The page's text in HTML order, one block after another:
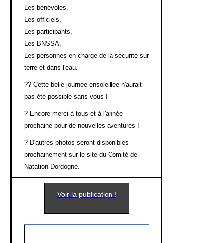
Les bénévoles,
Les officiels,
Les participants,
Les BNSSA,
Les personnes en charge de la sécurité sur
terre et dans l'eau.
?? Cette belle journée ensoleillée n'aurait
pas été possible sans vous !
? Encore merci à tous et à l'année
prochaine pour de nouvelles aventures !
? D'autres photos seront disponibles
prochainement sur le site du Comité de
Natation Dordogne.
Voir la publication !